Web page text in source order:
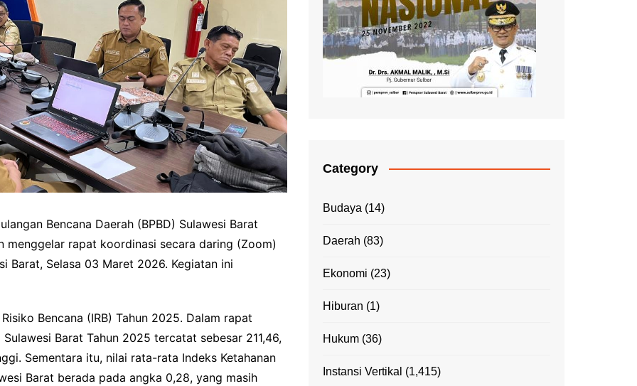
Bencana Daerah (BPBD) Sulawesi Barat
menggelar rapat koordinasi secara daring (Zoom)
Barat, Selasa 03 Maret 2026. Kegiatan ini
Bencana (IRB) Tahun 2025. Dalam rapat
Barat Tahun 2025 tercatat sebesar 211,46,
Sementara itu, nilai rata-rata Indeks Ketahanan
Barat berada pada angka 0,28, yang masih
Category
Budaya (14)
Daerah (83)
Ekonomi (23)
Hiburan (1)
Hukum (36)
Instansi Vertikal (1,415)